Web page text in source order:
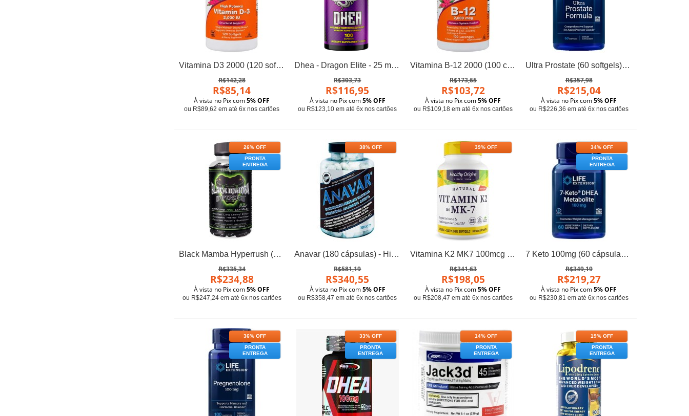
Vitamina D3 2000 (120 softgels) - Now Foods
R$142,28
R$85,14
À vista no Pix com5% OFF
ou R$89,62 em até 6x nos cartões
Dhea - Dragon Elite - 25 mg 100 Cap
R$303,73
R$116,95
À vista no Pix com5% OFF
ou R$123,10 em até 6x nos cartões
Vitamina B-12 2000 (100 comprimidos) - Now Foods
R$173,65
R$103,72
À vista no Pix com5% OFF
ou R$109,18 em até 6x nos cartões
Ultra Prostate (60 softgels) - Life Extension
R$357,98
R$215,04
À vista no Pix com5% OFF
ou R$226,36 em até 6x nos cartões
26% OFF
PRONTA
ENTREGA
Black Mamba Hyperrush (90 cápsulas) - Innovative Labs
R$335,34
R$234,88
À vista no Pix com5% OFF
ou R$247,24 em até 6x nos cartões
38% OFF
Anavar (180 cápsulas) - Hi-Tech Pharma
R$581,19
R$340,55
À vista no Pix com5% OFF
ou R$358,47 em até 6x nos cartões
39% OFF
Vitamina K2 MK7 100mcg (180 softgels) - Healthy Origins
R$341,63
R$198,05
À vista no Pix com5% OFF
ou R$208,47 em até 6x nos cartões
34% OFF
PRONTA
ENTREGA
7 Keto 100mg (60 cápsulas) Life Extension
R$349,19
R$219,27
À vista no Pix com5% OFF
ou R$230,81 em até 6x nos cartões
36% OFF
PRONTA
ENTREGA
33% OFF
PRONTA
ENTREGA
14% OFF
PRONTA
ENTREGA
19% OFF
PRONTA
ENTREGA